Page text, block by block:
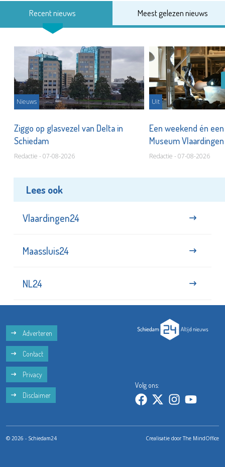
Recent nieuws Meest gelezen nieuws
Nieuws
Ziggo op glasvezel van Delta in
Schiedam
Redactie - 07-08-2026
Uit
Een weekend én
Museum
Redactie - 07-08-2026
Lees ook
Vlaardingen24
Maassluis24
NL24
Adverteren
Contact
Privacy
Disclaimer
Volg ons:
© 2026 - Schiedam24 Crealisatie doorThe MindOffice